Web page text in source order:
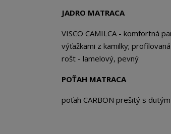
JADRO MATRACA
VISCO CAMILCA - komfortná
výťažkami z kamilky;
rošt - lamelový, pevný
POŤAH MATRACA
poťah CARBON prešitý s